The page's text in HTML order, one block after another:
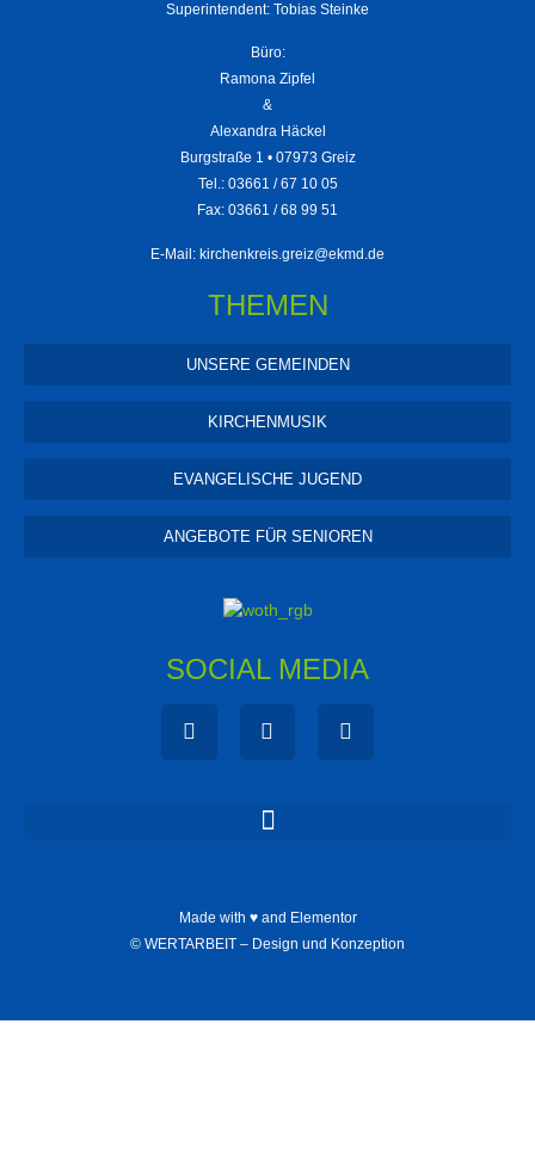
Superintendent: Tobias Steinke
Büro:
Ramona Zipfel
&
Alexandra Häckel
Burgstraße 1 • 07973 Greiz
Tel.: 03661 / 67 10 05
Fax: 03661 / 68 99 51
E-Mail: kirchenkreis.greiz@ekmd.de
THEMEN
UNSERE GEMEINDEN
KIRCHENMUSIK
EVANGELISCHE JUGEND
ANGEBOTE FÜR SENIOREN
SOCIAL MEDIA
Made with ♥ and Elementor
© WERTARBEIT – Design und Konzeption